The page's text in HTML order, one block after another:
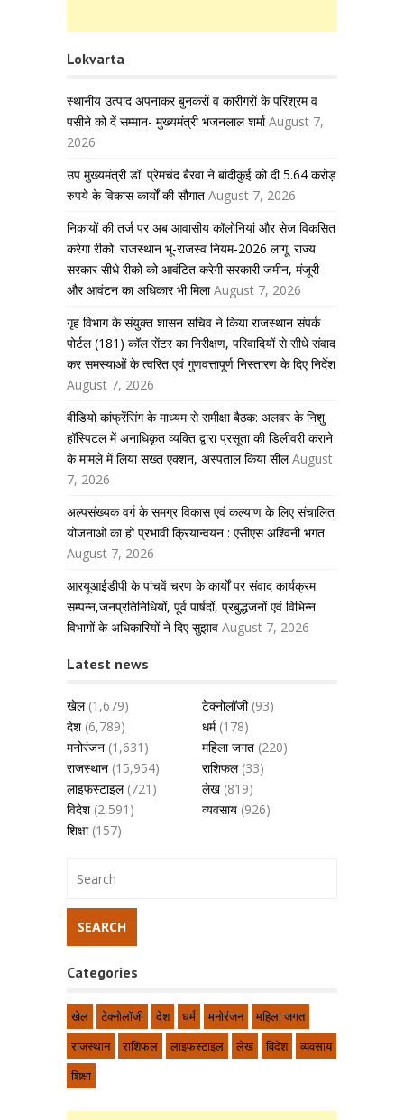
Lokvarta
स्थानीय उत्पाद अपनाकर बुनकरों व कारीगरों के परिश्रम व
पसीने को दें सम्मान- मुख्यमंत्री भजनलाल शर्मा August 7,
2026
उप मुख्यमंत्री डॉ. प्रेमचंद बैरवा ने बांदीकुई को दी 5.64 करोड़
रुपये के विकास कार्यों की सौगात August 7, 2026
निकायों की तर्ज पर अब आवासीय कॉलोनियां और सेज विकसित
करेगा रीको: राजस्थान भू-राजस्व नियम-2026 लागू; राज्य
सरकार सीधे रीको को आवंटित करेगी सरकारी जमीन, मंजूरी
और आवंटन का अधिकार भी मिला August 7, 2026
गृह विभाग के संयुक्त शासन सचिव ने किया राजस्थान संपर्क
पोर्टल (181) कॉल सेंटर का निरीक्षण, परिवादियों से सीधे संवाद
कर समस्याओं के त्वरित एवं गुणवत्तापूर्ण निस्तारण के दिए निर्देश
August 7, 2026
वीडियो कांफ्रेंसिंग के माध्यम से समीक्षा बैठक: अलवर के निशु
हॉस्पिटल में अनाधिकृत व्यक्ति द्वारा प्रसूता की डिलीवरी कराने
के मामले में लिया सख्त एक्शन, अस्पताल किया सील August
7, 2026
अल्पसंख्यक वर्ग के समग्र विकास एवं कल्याण के लिए संचालित
योजनाओं का हो प्रभावी क्रियान्वयन : एसीएस अश्विनी भगत
August 7, 2026
आरयूआईडीपी के पांचवें चरण के कार्यों पर संवाद कार्यक्रम
सम्पन्न,जनप्रतिनिधियों, पूर्व पार्षदों, प्रबुद्धजनों एवं विभिन्न
विभागों के अधिकारियों ने दिए सुझाव August 7, 2026
Latest news
खेल(1,679) टेक्नोलॉजी(93)
देश(6,789) धर्म(178)
मनोरंजन (1,631) महिला जगत (220)
राजस्थान (15,954) राशिफल(33)
लाइफस्टाइल(721) लेख (819)
विदेश(2,591) व्यवसाय (926)
शिक्षा(157)
Categories
खेल टेक्नोलॉजी देश धर्म मनोरंजन
महिला जगत
राजस्थान
राशिफल लाइफस्टाइल लेख विदेश
व्यवसाय
शिक्षा